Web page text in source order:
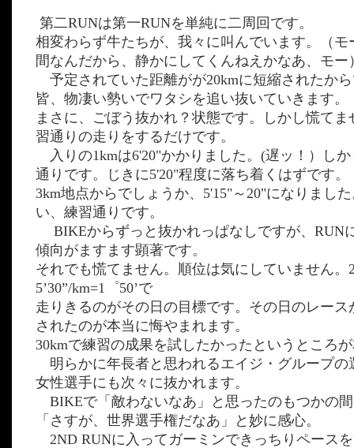
第二RUNは第一RUNを単純に二周回です。
相変わらず牛たちが、我々に叫んでいます。（モ
間なんだから、静かにしてくんねえかなあ、モー
予定されていた距離がが20kmに短縮されたか
皆、物凄い勢いでワタシを追い抜いていきます。
まさに、ごぼう抜かれ？状態です。しかし慌てま
習通りの走りをするだけです。
入りの1kmは6'20"かかりました。(遅ッ！）し
通りです。じきに5'20"程度に落ち着くはずです。
3km地点からでしょうか、5'15"～20"になりまし
い、練習通りです。
BIKEからずっと抜かれっぱなしですが、RUN
傾向がますます顕著です。
それでも慌てません。順位は気にしていません。
5’30”/km=1゜50’で
走りきるのがその日の目標です。その日のレース
されたのが本当に悔やまれます。
30kmで練習の成果を試したかったというところ
明らかに年長者と思われるエイジ・グループの
女性選手にも次々に抜かれます。
BIKEで「敵わないなあ」と思ったのもつかの
「さすが、世界選手権だなあ」と妙に感心。
2ND RUNに入ってガーミンできっちりペース